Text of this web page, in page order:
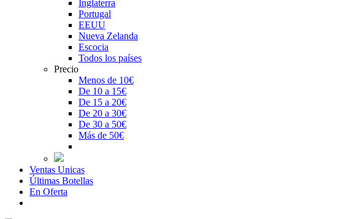
Inglaterra
Portugal
EEUU
Nueva Zelanda
Escocia
Todos los países
Precio
Menos de 10€
De 10 a 15€
De 15 a 20€
De 20 a 30€
De 30 a 50€
Más de 50€
Ventas Unicas
Últimas Botellas
En Oferta